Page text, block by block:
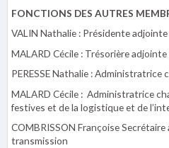
FONCTIONS DES AUTRES
VALIN Nathalie : Présidente adjointe
MALARD Cécile : Trésorière adjointe
PERESSE Nathalie : Administratrice
MALARD Cécile : Administratrice
festives et de la logistique et de
COMBRISSON Françoise
transmission